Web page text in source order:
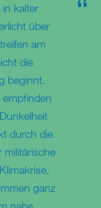
kalter
über
am
die
beginnt.
durch die
militärische
ganz